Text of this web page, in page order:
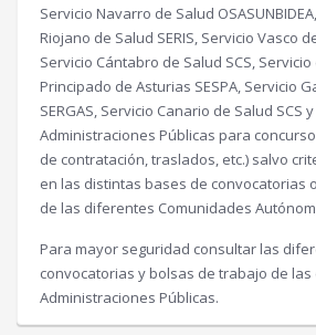
Servicio Navarro de Salud
Riojano de Salud SERIS, Servicio Vasco
Servicio Cántabro de Salud SCS,
Principado de Asturias SESPA, Servicio
SERGAS, Servicio Canario de Salud SCS
Administraciones Públicas para
de contratación, traslados, etc.) salvo
en las distintas bases de convocatorias
de las diferentes Comunidades
Para mayor seguridad consultar las
convocatorias y bolsas de trabajo de las
Administraciones Públicas.